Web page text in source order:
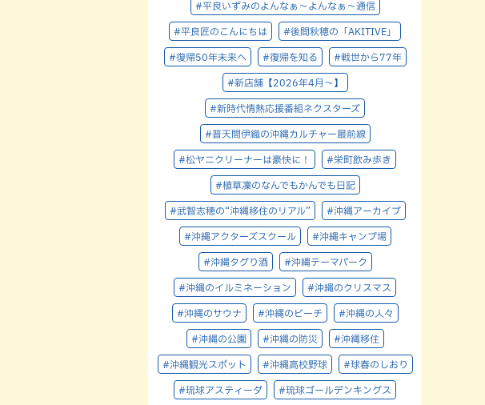
#平良いずみのよんなぁ～よんなぁ～通信
#平良匠のこんにちは #後間秋穂の「AKITIVE」
#復帰50年未来へ #復帰を知る #戦世から77年
#新店舗【2026年4月～】
#新時代情熱応援番組ネクスターズ
#普天間伊織の沖縄カルチャー最前線
#松ヤニクリーナーは豪快に！ #栄町飲み歩き
#植草凜のなんでもかんでも日記
#武智志穂の“沖縄移住のリアル” #沖縄アーカイブ
#沖縄アクターズスクール #沖縄キャンプ場
#沖縄タグり酒 #沖縄テーマパーク
#沖縄のイルミネーション #沖縄のクリスマス
#沖縄のサウナ #沖縄のビーチ #沖縄の人々
#沖縄の公園 #沖縄の防災 #沖縄移住
#沖縄観光スポット #沖縄高校野球 #球春のしおり
#琉球アスティーダ #琉球ゴールデンキングス